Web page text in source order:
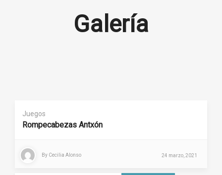
Galería
Juegos
Rompecabezas Antxón
By Cecilia Alonso 24 marzo, 2021